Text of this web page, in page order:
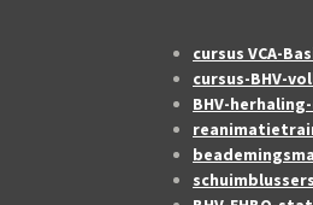
cursus VCA-
cursus-BHV-
BHV-